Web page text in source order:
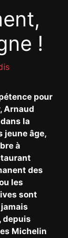
!
pour
Arnaud
la
jeune âge,
à
des
les
sont
depuis
Michelin